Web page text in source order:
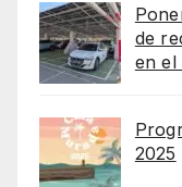
de
en el
2025